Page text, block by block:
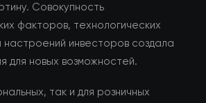
Совокупность
факторов, технологических
настроений инвесторов создала
для новых возможностей.
так и для розничных